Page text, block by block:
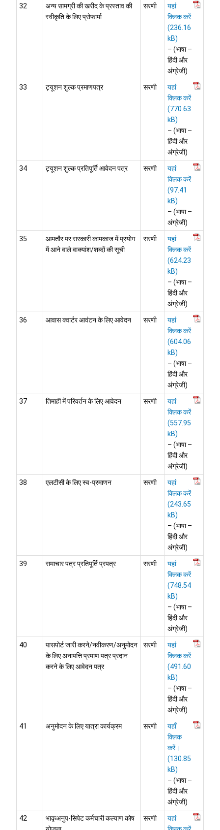
32
अन्य सामग्री की खरीद के प्रस्ताव की
स्वीकृति के लिए प्रोफार्मा
सरणी
यहां
क्लिक करें
– (भाषा –
हिंदी और
अंग्रेजी)
33 ट्यूशन शुल्क प्रमाणपत्र सरणी
यहां
क्लिक करें
– (भाषा –
हिंदी और
अंग्रेजी)
34 ट्यूशन शुल्क प्रतिपूर्ति आवेदन पत्र सरणी
यहां
क्लिक करें
– (भाषा –
अंग्रेजी)
35
आमतौर पर सरकारी कामकाज में प्रयोग
में आने वाले वाक्‍यांश/शब्‍दों की सूची
सरणी
यहां
क्लिक करें
– (भाषा –
हिंदी और
अंग्रेजी)
36 आवास क्वार्टर आवंटन के लिए आवेदन सरणी
यहां
क्लिक करें
– (भाषा –
हिंदी और
अंग्रेजी)
37 तिमाही में परिवर्तन के लिए आवेदन सरणी
यहां
क्लिक करें
– (भाषा –
हिंदी और
अंग्रेजी)
38 एलटीसी के लिए स्व-प्रमाणन सरणी
यहां
क्लिक करें
– (भाषा –
हिंदी और
अंग्रेजी)
39 समाचार पत्र प्रतिपूर्ति प्रपत्र सरणी
यहां
क्लिक करें
– (भाषा –
हिंदी और
अंग्रेजी)
40
पासपोर्ट जारी करने/नवीकरण/अनुमोदन
के लिए अनापत्ति प्रमाण पत्र प्रदान
करने के लिए आवेदन पत्र
सरणी
यहां
क्लिक करें
– (भाषा –
हिंदी और
अंग्रेजी)
41 अनुमोदन के लिए यात्रा कार्यक्रम सरणी
यहाँ
क्लिक
करें।
– (भाषा –
हिंदी और
अंग्रेजी)
42
भाकृअनुप-सिपेट कर्मचारी कल्याण कोष
सरणी
यहां